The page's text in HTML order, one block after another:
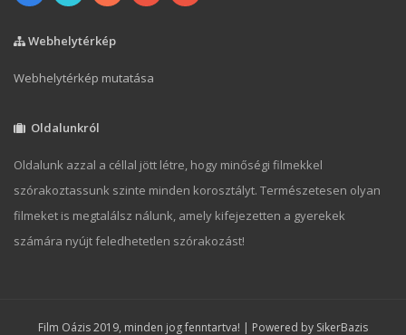
Webhelytérkép
Webhelytérkép mutatása
Oldalunkról
Oldalunk azzal a céllal jött létre, hogy minőségi filmekkel
szórakoztassunk szinte minden korosztályt. Természetesen olyan
filmeket is megtalálsz nálunk, amely kifejezetten a gyerekek
számára nyújt feledhetetlen szórakozást!
Film Oázis 2019, minden jog fenntartva! | Powered by SikerBazis